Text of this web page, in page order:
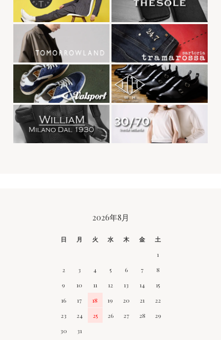
2026年8月
日 月 火 水 木 金
土
1
2
3 4 5 6 7
8
9
10 11 12 13 14
15
16
17 18 19 20 21
22
23
24 25 26 27 28
29
30
31